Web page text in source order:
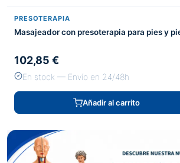
PRESOTERAPIA
Masajeador con presoterapia para pies y
102,85 €
En stock — Envío en 24/48h
Añadir al carrito